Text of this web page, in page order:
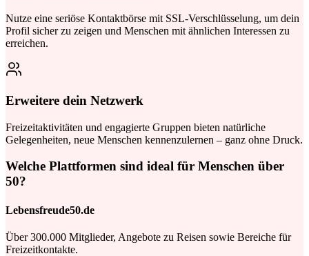
Nutze eine seriöse Kontaktbörse mit SSL-Verschlüsselung, um dein
Profil sicher zu zeigen und Menschen mit ähnlichen Interessen zu
erreichen.
Erweitere dein Netzwerk
Freizeitaktivitäten und engagierte Gruppen bieten natürliche
Gelegenheiten, neue Menschen kennenzulernen – ganz ohne Druck.
Welche Plattformen sind ideal für Menschen über
50?
Lebensfreude50.de
Über 300.000 Mitglieder, Angebote zu Reisen sowie Bereiche für
Freizeitkontakte.